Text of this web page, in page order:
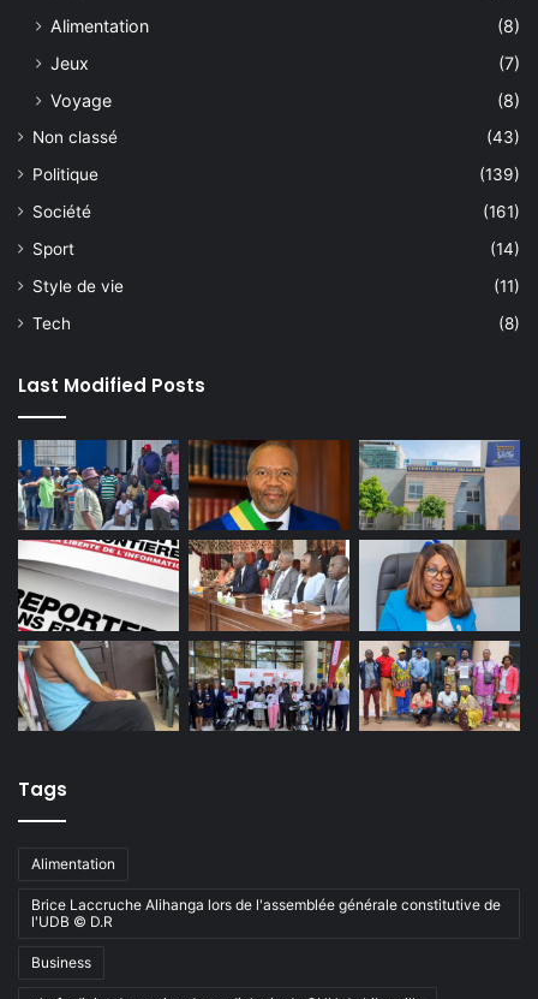
Alimentation
(8)
Jeux
(7)
Voyage
(8)
Non classé
(43)
Politique
(139)
Société
(161)
Sport
(14)
Style de vie
(11)
Tech
(8)
Last Modified Posts
Tags
Alimentation
Brice Laccruche Alihanga lors de l'assemblée générale constitutive de
l'UDB © D.R
Business